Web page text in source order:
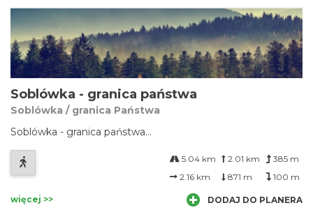
Soblówka - granica państwa
Soblówka / granica Państwa
Soblówka - granica państwa...
5.04 km 2.01 km
385 m
2.16 km
871 m 100 m
więcej >> DODAJ DO PLANERA